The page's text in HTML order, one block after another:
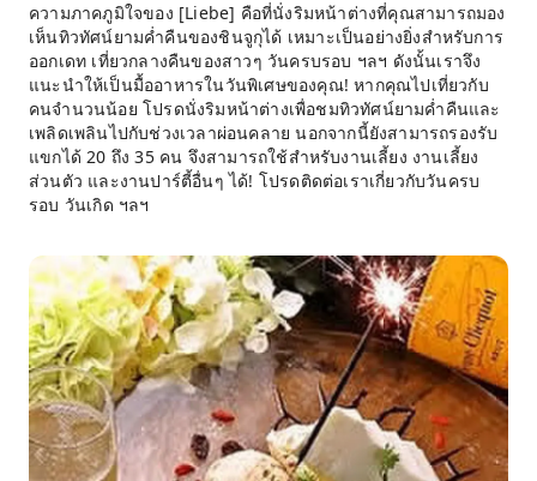
ความภาคภูมิใจของ [Liebe] คือที่นั่งริมหน้าต่างที่คุณสามารถมอง
เห็นทิวทัศน์ยามค่ำคืนของชินจูกุได้ เหมาะเป็นอย่างยิ่งสำหรับการ
ออกเดท เที่ยวกลางคืนของสาวๆ วันครบรอบ ฯลฯ ดังนั้นเราจึง
แนะนำให้เป็นมื้ออาหารในวันพิเศษของคุณ! หากคุณไปเที่ยวกับ
คนจำนวนน้อย โปรดนั่งริมหน้าต่างเพื่อชมทิวทัศน์ยามค่ำคืนและ
เพลิดเพลินไปกับช่วงเวลาผ่อนคลาย นอกจากนี้ยังสามารถรองรับ
แขกได้ 20 ถึง 35 คน จึงสามารถใช้สำหรับงานเลี้ยง งานเลี้ยง
ส่วนตัว และงานปาร์ตี้อื่นๆ ได้! โปรดติดต่อเราเกี่ยวกับวันครบ
รอบ วันเกิด ฯลฯ